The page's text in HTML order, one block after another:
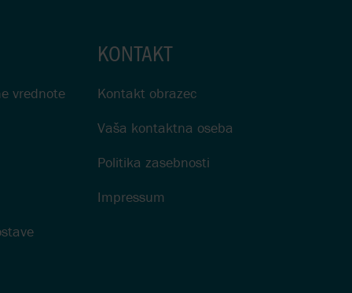
vrednote
KONTAKT
Kontakt obrazec
Vaša kontaktna oseba
Politika zasebnosti
Impressum